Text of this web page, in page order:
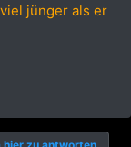
jünger als er